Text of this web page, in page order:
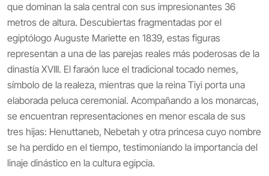
que dominan la sala central con sus impresionantes 36
metros de altura. Descubiertas fragmentadas por el
egiptólogo Auguste Mariette en 1839, estas figuras
representan a una de las parejas reales más poderosas de la
dinastía XVIII. El faraón luce el tradicional tocado nemes,
símbolo de la realeza, mientras que la reina Tiyi porta una
elaborada peluca ceremonial. Acompañando a los monarcas,
se encuentran representaciones en menor escala de sus
tres hijas: Henuttaneb, Nebetah y otra princesa cuyo nombre
se ha perdido en el tiempo, testimoniando la importancia del
linaje dinástico en la cultura egipcia.